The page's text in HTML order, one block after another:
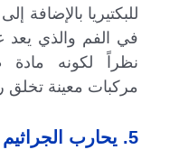
للبكتيريا بالإضافة
في الفم والذي يعد
نظراً لكونه مادة
مركبات معينة تخلق
5. يحارب الجراثيم والبكتيريا الضارة